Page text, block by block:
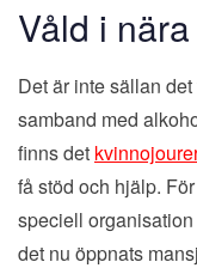
Våld i
Det är inte sällan
samband med
finns det
få stöd och hjälp.
speciell
det nu öppnats